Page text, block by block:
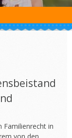
Familienrecht in